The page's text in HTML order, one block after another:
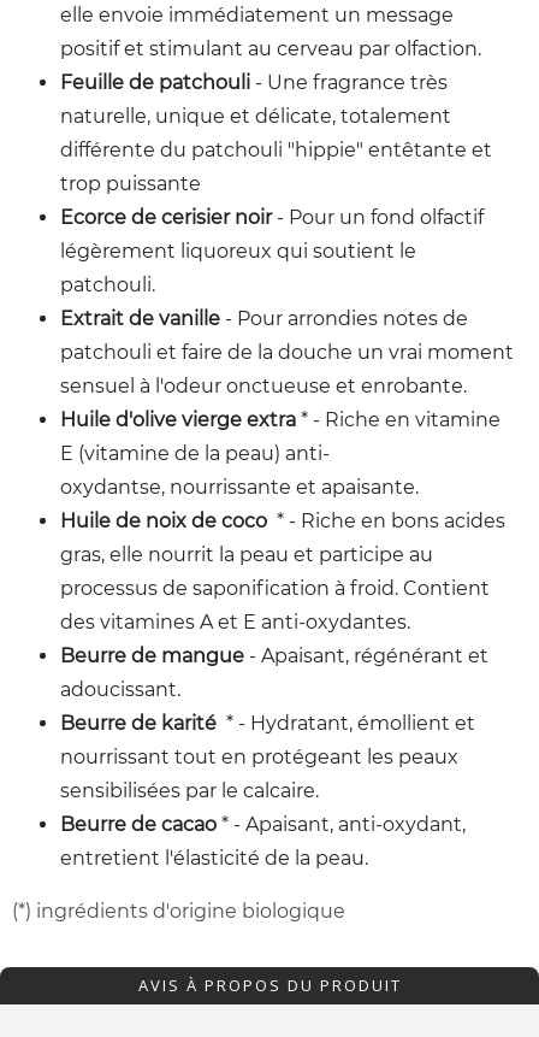
elle envoie immédiatement un message
positif et stimulant au cerveau par olfaction.
Feuille de patchouli - Une fragrance très
naturelle, unique et délicate, totalement
différente du patchouli "hippie" entêtante et
trop puissante
Ecorce de cerisier noir- Pour un fond olfactif
légèrement liquoreux qui soutient le
patchouli.
Extrait de vanille - Pour arrondies notes de
patchouli et faire de la douche un vrai moment
sensuel à l'odeur onctueuse et enrobante.
Huile d'olive vierge extra * - Riche en vitamine
E (vitamine de la peau) anti-
oxydantse, nourrissante et apaisante.
Huile de noix de coco * - Riche en bons acides
gras, elle nourrit la peau et participe au
processus de saponification à froid. Contient
des vitamines A et E anti-oxydantes.
Beurre de mangue - Apaisant, régénérant et
adoucissant.
Beurre de karité * - Hydratant, émollient et
nourrissant tout en protégeant les peaux
sensibilisées par le calcaire.
Beurre de cacao * - Apaisant, anti-oxydant,
entretient l'élasticité de la peau.
(*) ingrédients d'origine biologique
AVIS À PROPOS DU PRODUIT